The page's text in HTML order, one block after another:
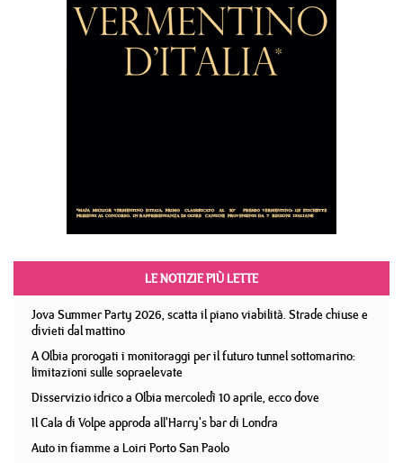
LE NOTIZIE PIÙ LETTE
Jova Summer Party 2026, scatta il piano viabilità. Strade chiuse e
divieti dal mattino
A Olbia prorogati i monitoraggi per il futuro tunnel sottomarino:
limitazioni sulle sopraelevate
Disservizio idrico a Olbia mercoledì 10 aprile, ecco dove
Il Cala di Volpe approda all'Harry's bar di Londra
Auto in fiamme a Loiri Porto San Paolo